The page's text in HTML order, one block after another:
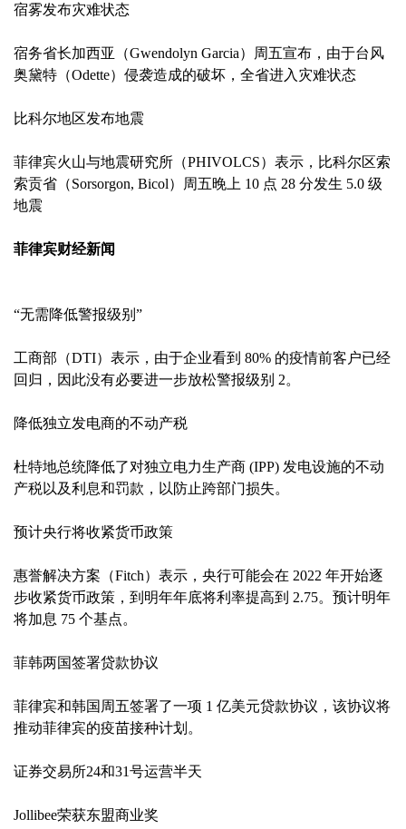
宿雾发布灾难状态
宿务省长加西亚（Gwendolyn Garcia）周五宣布，由于台风
奥黛特（Odette）侵袭造成的破坏，全省进入灾难状态
比科尔地区发布地震
菲律宾火山与地震研究所（PHIVOLCS）表示，比科尔区索
索贡省（Sorsorgon, Bicol）周五晚上 10 点 28 分发生 5.0 级
地震
菲律宾财经新闻
“无需降低警报级别”
工商部（DTI）表示，由于企业看到 80% 的疫情前客户已经
回归，因此没有必要进一步放松警报级别 2。
降低独立发电商的不动产税
杜特地总统降低了对独立电力生产商 (IPP) 发电设施的不动
产税以及利息和罚款，以防止跨部门损失。
预计央行将收紧货币政策
惠誉解决方案（Fitch）表示，央行可能会在 2022 年开始逐
步收紧货币政策，到明年年底将利率提高到 2.75。预计明年
将加息 75 个基点。
菲韩两国签署贷款协议
菲律宾和韩国周五签署了一项 1 亿美元贷款协议，该协议将
推动菲律宾的疫苗接种计划。
证券交易所24和31号运营半天
Jollibee荣获东盟商业奖